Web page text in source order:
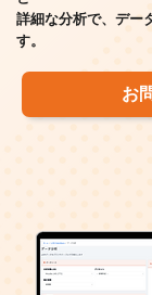
詳細な分析で、デー
す。
お